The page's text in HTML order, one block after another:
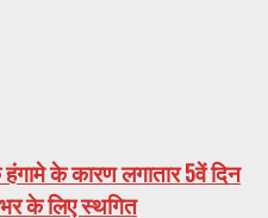
हंगामे के कारण लगातार 5वें दिन
भर के लिए स्थगित